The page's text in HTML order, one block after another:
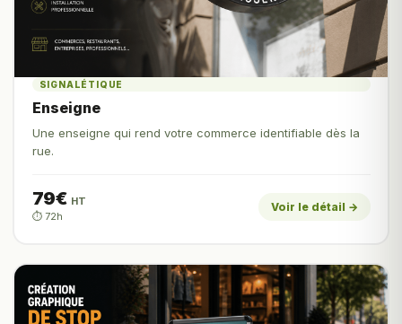
SIGNALÉTIQUE
Enseigne
Une enseigne qui rend votre commerce identifiable dès la
rue.
79€ HT
⏱️ 72h
Voir le détail →